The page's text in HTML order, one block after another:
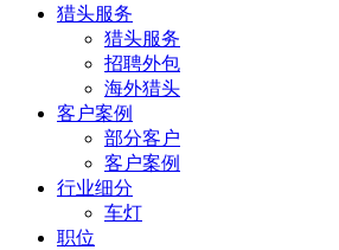
猎头服务
猎头服务
招聘外包
海外猎头
客户案例
部分客户
客户案例
行业细分
车灯
职位